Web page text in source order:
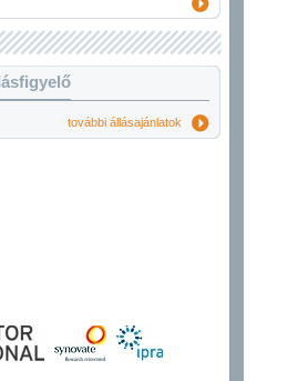
további állásajánlatok